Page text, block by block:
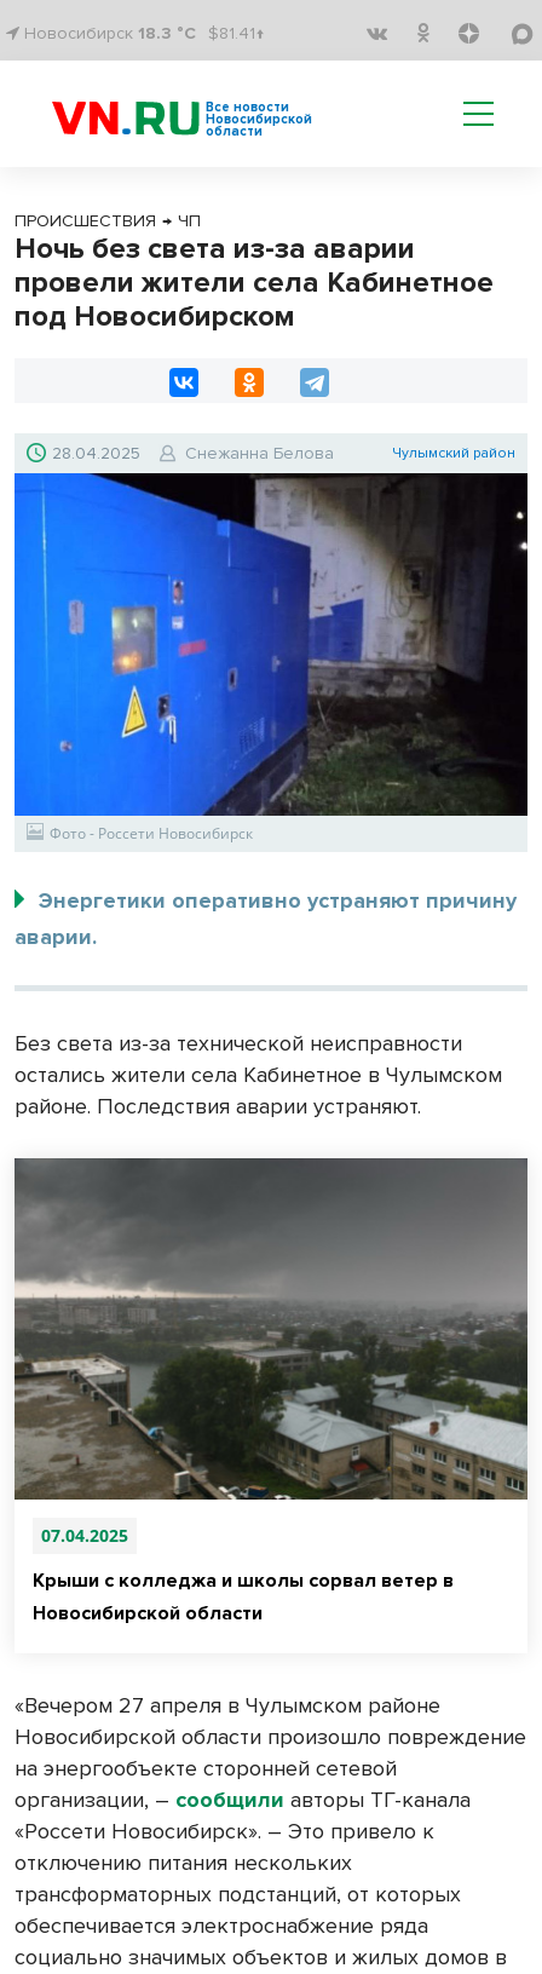
Новосибирск 18.3 °C $81.41↑
Все новости
Новосибирской
области
ПРОИСШЕСТВИЯ → ЧП
Ночь без света из-за аварии
провели жители села Кабинетное
под Новосибирском
28.04.2025 Снежанна Белова Чулымский район
Фото - Россети Новосибирск
Энергетики оперативно устраняют причину
аварии.
Без света из-за технической неисправности
остались жители села Кабинетное в Чулымском
районе. Последствия аварии устраняют.
07.04.2025
Крыши с колледжа и школы сорвал ветер в
Новосибирской области
«Вечером 27 апреля в Чулымском районе
Новосибирской области произошло повреждение
на энергообъекте сторонней сетевой
организации, – сообщили авторы ТГ-канала
«Россети Новосибирск». – Это привело к
отключению питания нескольких
трансформаторных подстанций, от которых
обеспечивается электроснабжение ряда
социально значимых объектов и жилых домов в